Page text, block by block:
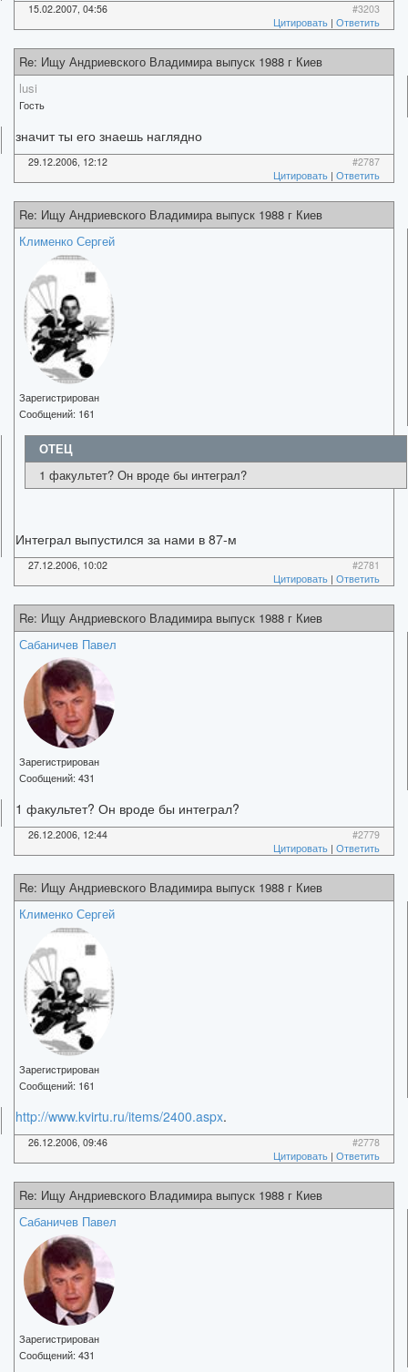
15.02.2007, 04:56
#3203
Цитировать | Ответить
Re: Ищу Андриевского Владимира выпуск 1988 г Киев
lusi
Гость
значит ты его знаешь наглядно
29.12.2006, 12:12
#2787
Цитировать | Ответить
Re: Ищу Андриевского Владимира выпуск 1988 г Киев
Клименко Сергей
Зарегистрирован
Сообщений: 161
ОТЕЦ
1 факультет? Он вроде бы интеграл?
Интеграл выпустился за нами в 87-м
27.12.2006, 10:02
#2781
Цитировать | Ответить
Re: Ищу Андриевского Владимира выпуск 1988 г Киев
Сабаничев Павел
Зарегистрирован
Сообщений: 431
1 факультет? Он вроде бы интеграл?
26.12.2006, 12:44
#2779
Цитировать | Ответить
Re: Ищу Андриевского Владимира выпуск 1988 г Киев
Клименко Сергей
Зарегистрирован
Сообщений: 161
http://www.kvirtu.ru/items/2400.aspx.
26.12.2006, 09:46
#2778
Цитировать | Ответить
Re: Ищу Андриевского Владимира выпуск 1988 г Киев
Сабаничев Павел
Зарегистрирован
Сообщений: 431